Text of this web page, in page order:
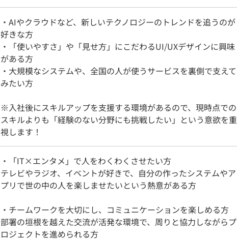
・AIやクラウドなど、新しいテクノロジーのトレンドを追うのが
好きな方
・「使いやすさ」や「見せ方」にこだわるUI/UXデザインに興味
がある方
・大規模なシステムや、全国の人が使うサービスを裏側で支えて
みたい方
※入社後にスキルアップを支援する環境があるので、現時点での
スキルよりも「経験のない分野にも挑戦したい」という意欲を重
視します！
・「IT×エンタメ」で人をわくわくさせたい方
テレビやラジオ、イベントが好きで、自分の作ったシステムやア
プリで世の中の人を楽しませたいという熱意がある方
・チームワークを大切にし、コミュニケーションを楽しめる方
部署の垣根を越えた交流が活発な環境で、周りと協力しながらプ
ロジェクトを進められる方